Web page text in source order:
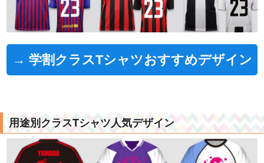
→ 学割クラスTシャツおすすめデザイン
用途別クラスTシャツ人気デザイン